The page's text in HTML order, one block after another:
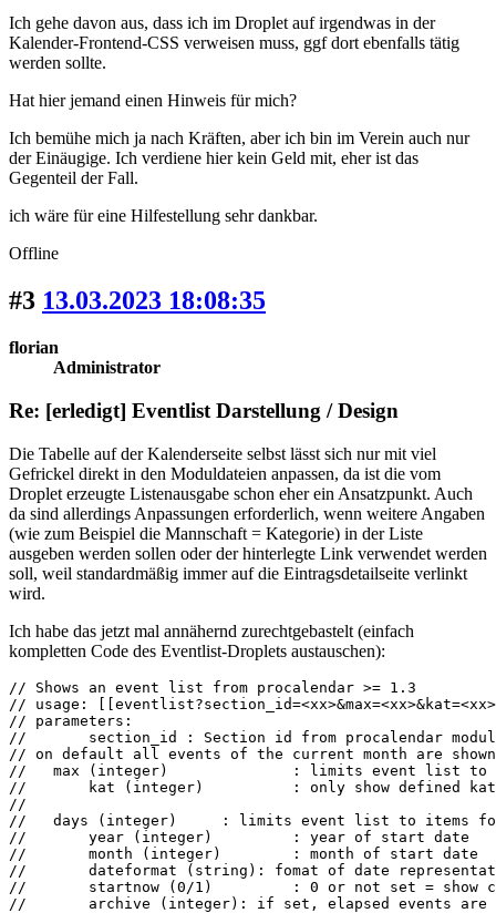
Ich gehe davon aus, dass ich im Droplet auf irgendwas in der
Kalender-Frontend-CSS verweisen muss, ggf dort ebenfalls tätig
werden sollte.
Hat hier jemand einen Hinweis für mich?
Ich bemühe mich ja nach Kräften, aber ich bin im Verein auch nur
der Einäugige. Ich verdiene hier kein Geld mit, eher ist das
Gegenteil der Fall.
ich wäre für eine Hilfestellung sehr dankbar.
Offline
#3 13.03.2023 18:08:35
florian
Administrator
Re: [erledigt] Eventlist Darstellung / Design
Die Tabelle auf der Kalenderseite selbst lässt sich nur mit viel
Gefrickel direkt in den Moduldateien anpassen, da ist die vom
Droplet erzeugte Listenausgabe schon eher ein Ansatzpunkt. Auch
da sind allerdings Anpassungen erforderlich, wenn weitere Angaben
(wie zum Beispiel die Mannschaft = Kategorie) in der Liste
ausgeben werden sollen oder der hinterlegte Link verwendet werden
soll, weil standardmäßig immer auf die Eintragsdetailseite verlinkt
wird.
Ich habe das jetzt mal annähernd zurechtgebastelt (einfach
kompletten Code des Eventlist-Droplets austauschen):
// Shows an event list from procalendar >= 1.3
// usage:
// parameters:
// 	 section_id : Section id from procalendar module
// on default all events of the current month are
//   max (integer) 		: limits event list to max items (if no other limit is reached already)
//	 kat (integer) 		: only show defined kategories, kat ids can be found in prcalendar backend options
//											more than one kategorie can be used by seperating ids with commas (no spaces)
//   days (integer) 	: limits event list to items for <days> (if no other limit is reached already)
// 	 year (integer) 	: year of start date
// 	 month (integer)	: month of start date
// 	 dateformat (string): fomat of date representation as described in http://www.php.net/manual/en/function.date.php#refsect1-function.date-parameters
// 	 startnow (0/1) 	: 0 or not set = show calendar month, 1 = start at current day
// 	 archive (integer): if set, elapsed events are shown for $days, backward form now